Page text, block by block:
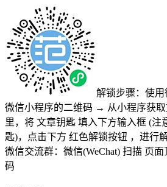
解锁步骤：使用
微信小程序的二维码 → 从小程序获
里，将 文章钥匙 填入下方输入框 (注
匙)，点击下方 红色解锁按钮 ，进行
微信交流群：微信(WeChat) 扫描 页面
码